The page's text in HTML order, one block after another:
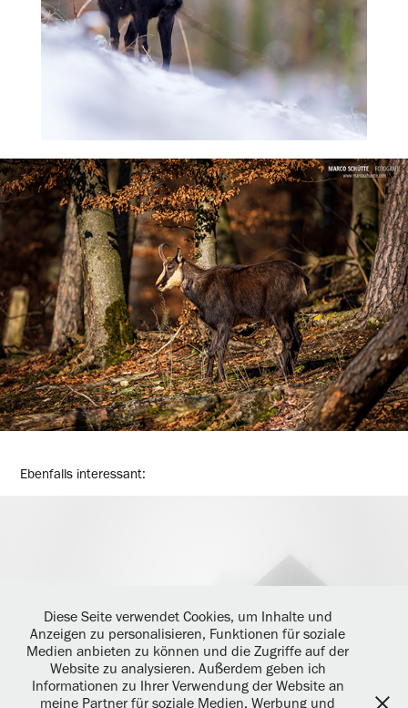
Ebenfalls interessant:
2022
Diese Seite verwendet Cookies, um Inhalte und
Anzeigen zu personalisieren, Funktionen für soziale
Medien anbieten zu können und die Zugriffe auf der
Website zu analysieren. Außerdem geben ich
Informationen zu Ihrer Verwendung der Website an
meine Partner für soziale Medien, Werbung und